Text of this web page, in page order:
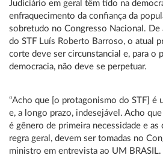
Judiciário em geral têm tido na
enfraquecimento da confiança da
sobretudo no Congresso Nacional.
do STF Luís Roberto Barroso, o atual
corte deve ser circunstancial e, para o
democracia, não deve se perpetuar.
“Acho que [o protagonismo do STF] é
e, a longo prazo, indesejável. Acho
é gênero de primeira necessidade e
regra geral, devem ser tomadas no
ministro em entrevista ao UM BRASIL.